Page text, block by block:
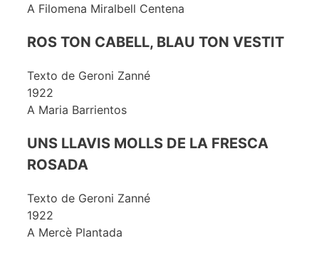
A Filomena Miralbell Centena
ROS TON CABELL, BLAU TON VESTIT
Texto de Geroni Zanné
1922
A Maria Barrientos
UNS LLAVIS MOLLS DE LA FRESCA
ROSADA
Texto de Geroni Zanné
1922
A Mercè Plantada